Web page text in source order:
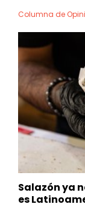
Columna de
Salazón ya
es